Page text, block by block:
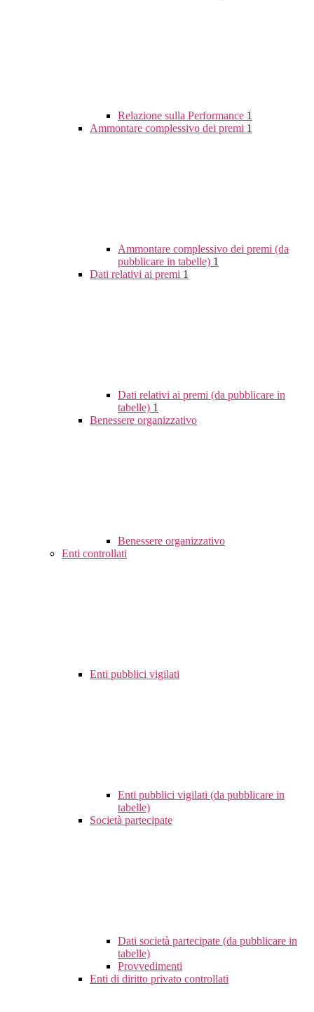
Relazione sulla Performance 1
Ammontare complessivo dei premi 1
Ammontare complessivo dei premi (da
pubblicare in tabelle) 1
Dati relativi ai premi 1
Dati relativi ai premi (da pubblicare in
tabelle) 1
Benessere organizzativo
Benessere organizzativo
Enti controllati
Enti pubblici vigilati
Enti pubblici vigilati (da pubblicare in
tabelle)
Società partecipate
Dati società partecipate (da pubblicare in
tabelle)
Provvedimenti
Enti di diritto privato controllati